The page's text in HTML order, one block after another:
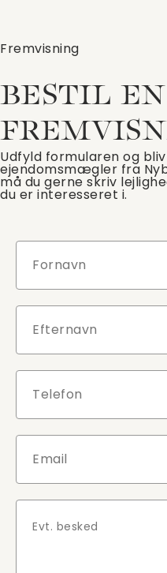
Fremvisning
BESTIL EN
Udfyld formularen og
ejendomsmægler fra
må du gerne skriv
du er interesseret i.